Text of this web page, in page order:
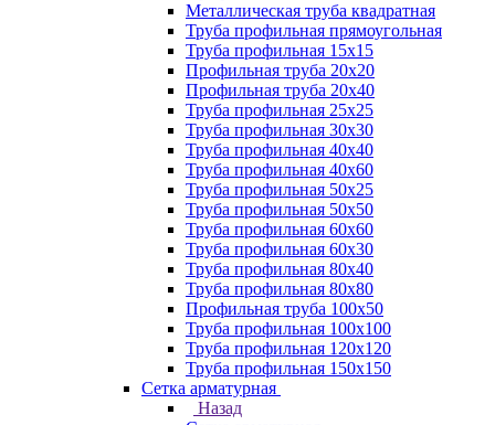
Металлическая труба квадратная
Труба профильная прямоугольная
Труба профильная 15х15
Профильная труба 20х20
Профильная труба 20х40
Труба профильная 25х25
Труба профильная 30x30
Труба профильная 40х40
Труба профильная 40х60
Труба профильная 50х25
Труба профильная 50х50
Труба профильная 60x60
Труба профильная 60х30
Труба профильная 80х40
Труба профильная 80х80
Профильная труба 100х50
Труба профильная 100х100
Труба профильная 120х120
Труба профильная 150х150
Сетка арматурная
Назад